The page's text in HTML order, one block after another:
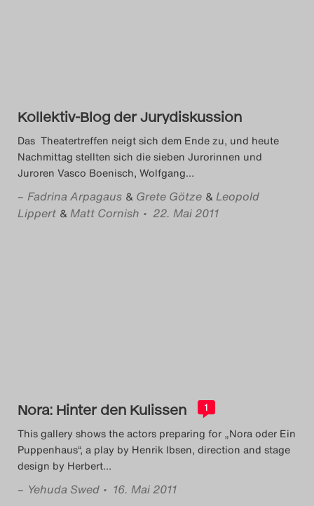
2015
Das Theatertreffen-Blog
2016
Das Theatertreffen-Blog
Das Theatertreffen-Blog
2019
Das Theatertreffen-Blog
2020
Kollektiv-Blog der Jurydiskussion
Das Theatertreffen neigt sich dem Ende zu, und heute
Nachmittag stellten sich die sieben Jurorinnen und
Juroren Vasco Boenisch, Wolfgang…
– Fadrina Arpagaus & Grete Götze &Leopold
Lippert &Matt Cornish • 22. Mai 2011
Nora: Hinter den Kulissen 1
This gallery shows the actors preparing for „Nora oder Ein
Puppenhaus“, a play by Henrik Ibsen, direction and stage
design by Herbert…
– Yehuda Swed • 16. Mai 2011